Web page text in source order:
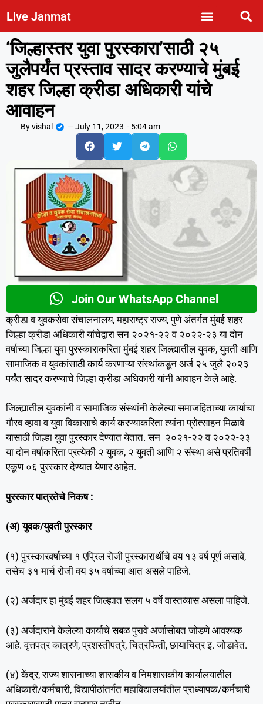
Live Janmat
‘जिल्हास्तर युवा पुरस्कारा’साठी २५
जुलैपर्यंत प्रस्ताव सादर करण्याचे मुंबई
शहर जिल्हा क्रीडा अधिकारी यांचे
आवाहन
Byvishal —July 11, 2023 - 5:04 am
Join Our WhatsApp Channel
क्रीडा व युवकसेवा संचालनालय, महाराष्ट्र राज्य, पुणे अंतर्गत मुंबई शहर
जिल्हा क्रीडा अधिकारी यांचेद्वारा सन २०२१-२२ व २०२२-२३ या दोन
वर्षाच्या जिल्हा युवा पुरस्काराकरिता मुंबई शहर जिल्ह्यातील युवक, युवती आणि
सामाजिक व युवकांसाठी कार्य करणाऱ्या संस्थांकडून अर्ज २५ जुलै २०२३
पर्यंत सादर करण्याचे जिल्हा क्रीडा अधिकारी यांनी आवाहन केले आहे.
जिल्ह्यातील युवकांनी व सामाजिक संस्थांनी केलेल्या समाजहिताच्या कार्याचा
गौरव व्हावा व युवा विकासाचे कार्य करण्याकरिता त्यांना प्रोत्साहन मिळावे
यासाठी जिल्हा युवा पुरस्कार देण्यात येतात. सन २०२१-२२ व २०२२-२३
या दोन वर्षाकरिता प्रत्येकी २ युवक, २ युवती आणि २ संस्था असे प्रतिवर्षी
एकूण ०६ पुरस्कार देण्यात येणार आहेत.
पुरस्कार पात्रतेचे निकष :
(अ) युवक/युवती पुरस्कार
(१) पुरस्कारवर्षाच्या १ एप्रिल रोजी पुरस्कारार्थींचे वय १३ वर्ष पूर्ण असावे,
तसेच ३१ मार्च रोजी वय ३५ वर्षाच्या आत असले पाहिजे.
(२) अर्जदार हा मुंबई शहर जिल्ह्यात सलग ५ वर्षे वास्तव्यास असला पाहिजे.
(३) अर्जदाराने केलेल्या कार्याचे सबळ पुरावे अर्जासोबत जोडणे आवश्यक
आहे. वृत्तपत्र कात्रणे, प्रशस्तीपत्रे, चित्रफिती, छायाचित्र इ. जोडावेत.
(४) केंद्र, राज्य शासनाच्या शासकीय व निमशासकीय कार्यालयातील
अधिकारी/कर्मचारी, विद्यापीठांतर्गत महाविद्यालयांतील प्राध्यापक/कर्मचारी